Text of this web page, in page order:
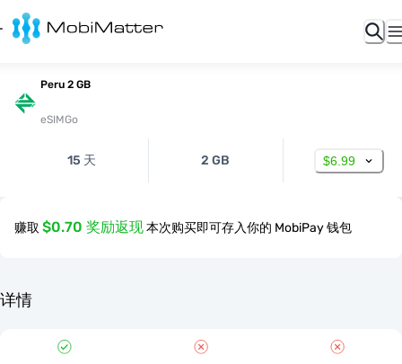
Peru 2 GB
eSIMGo
15 天 2 GB $6.99
赚取 $0.70 奖励返现本次购买即可存入你的 MobiPay 钱包
详情